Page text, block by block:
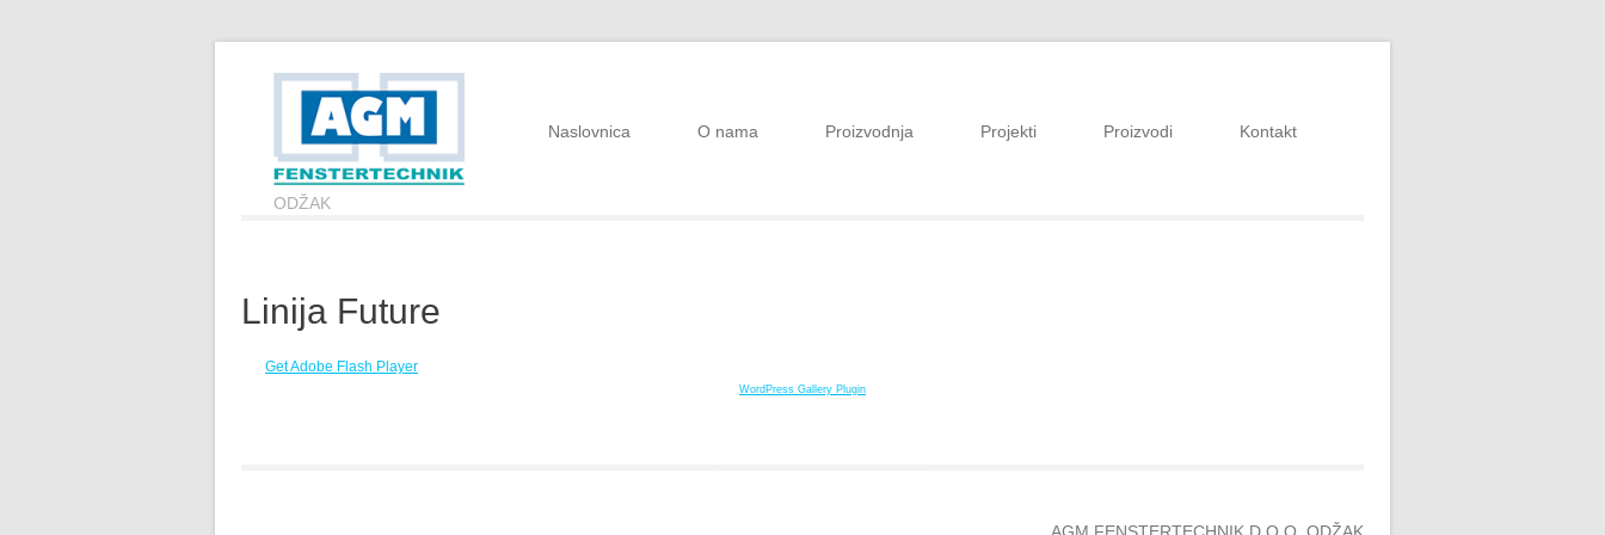
ODŽAK
Naslovnica O nama Proizvodnja Projekti Proizvodi Kontakt
Linija Future
Get Adobe Flash Player
WordPress Gallery Plugin
AGM FENSTERTECHNIK D.O.O. ODŽAK